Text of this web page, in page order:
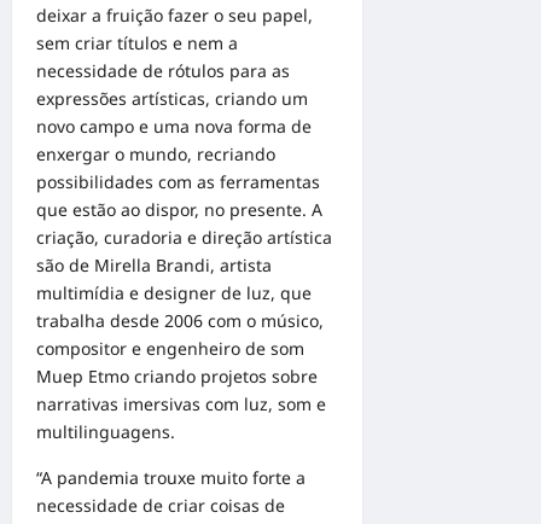
deixar a fruição fazer o seu papel,
sem criar títulos e nem a
necessidade de rótulos para as
expressões artísticas, criando um
novo campo e uma nova forma de
enxergar o mundo, recriando
possibilidades com as ferramentas
que estão ao dispor, no presente. A
criação, curadoria e direção artística
são de Mirella Brandi, artista
multimídia e designer de luz, que
trabalha desde 2006 com o músico,
compositor e engenheiro de som
Muep Etmo criando projetos sobre
narrativas imersivas com luz, som e
multilinguagens.
“A pandemia trouxe muito forte a
necessidade de criar coisas de